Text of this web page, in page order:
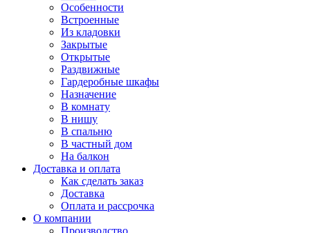
Особенности
Встроенные
Из кладовки
Закрытые
Открытые
Раздвижные
Гардеробные шкафы
Назначение
В комнату
В нишу
В спальню
В частный дом
На балкон
Доставка и оплата
Как сделать заказ
Доставка
Оплата и рассрочка
О компании
Производство